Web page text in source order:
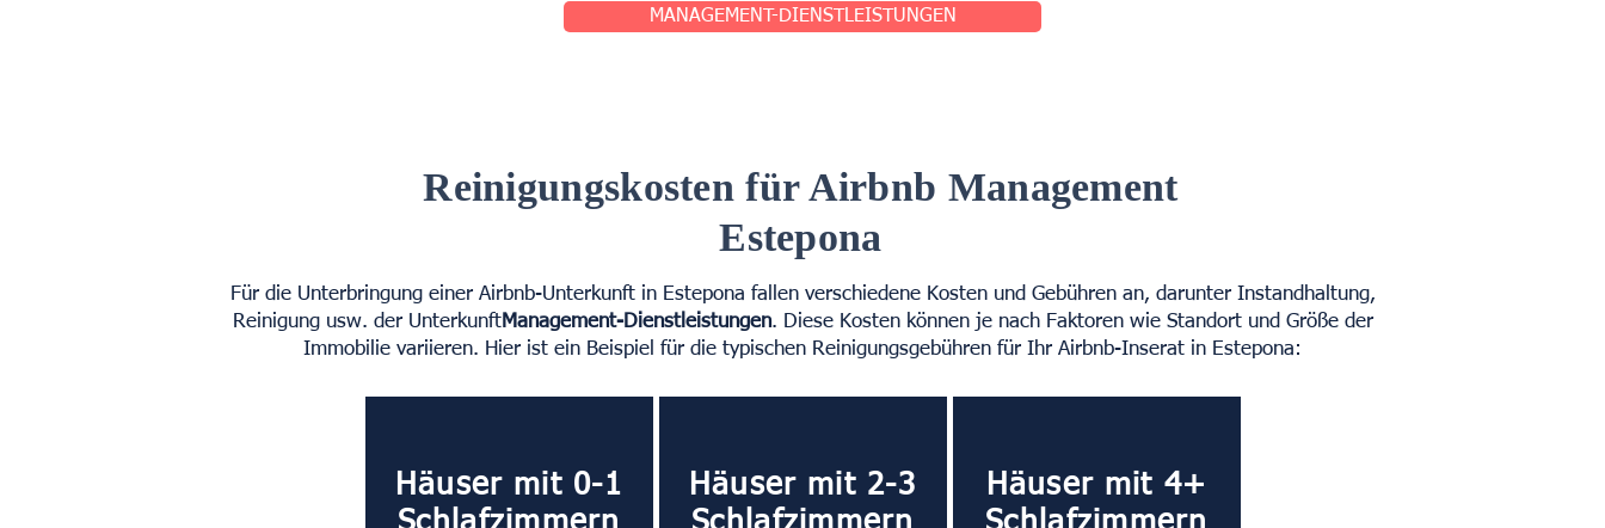
MANAGEMENT-DIENSTLEISTUNGEN
Reinigungskosten für Airbnb Management
Estepona
Für die Unterbringung einer Airbnb-Unterkunft in Estepona fallen verschiedene Kosten und Gebühren an, darunter Instandhaltung,
Reinigung usw. der UnterkunftManagement-Dienstleistungen. Diese Kosten können je nach Faktoren wie Standort und Größe der
Immobilie variieren. Hier ist ein Beispiel für die typischen Reinigungsgebühren für Ihr Airbnb-Inserat in Estepona:
Häuser mit 0-1
Häuser mit 2-3
Häuser mit 4+